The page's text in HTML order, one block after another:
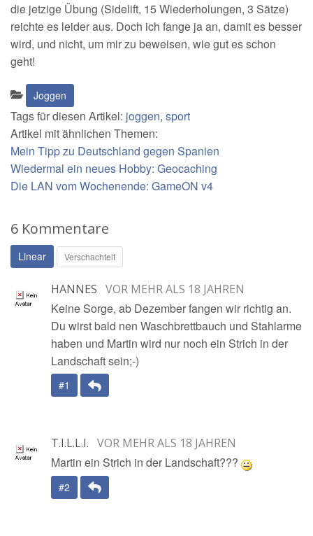
die jetzige Übung (Sidelift, 15 Wiederholungen, 3 Sätze)
reichte es leider aus. Doch ich fange ja an, damit es besser
wird, und nicht, um mir zu beweisen, wie gut es schon
geht!
Kategorien:
Joggen
Tags für diesen Artikel: joggen, sport
Artikel mit ähnlichen Themen:
Mein Tipp zu Deutschland gegen Spanien
Wiedermal ein neues Hobby: Geocaching
Die LAN vom Wochenende: GameON v4
6 Kommentare
Linear Verschachtelt
HANNES VOR MEHR ALS 18 JAHREN
Keine Sorge, ab Dezember fangen wir richtig an.
Du wirst bald nen Waschbrettbauch und Stahlarme
haben und Martin wird nur noch ein Strich in der
Landschaft sein;-)
#1 Antwort
T.I.L.L.I. VOR MEHR ALS 18 JAHREN
Martin ein Strich in der Landschaft???
#2 Antwort